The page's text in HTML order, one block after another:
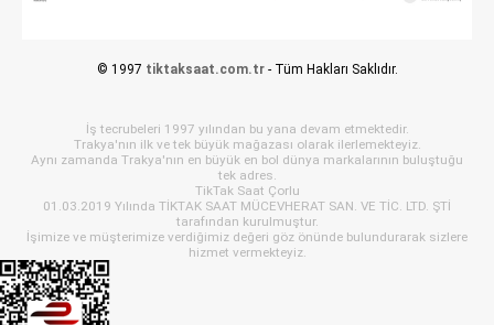
© 1997 tiktaksaat.com.tr - Tüm Hakları Saklıdır.
İş tecrubeleri 1997 yılından bu yana devam etmektedir.
Trakya'nın ilk ve tek büyük mağazası olarak ilerlemekteyiz.
Aynı zamanda Trakya'nın en büyük en bol dünya markalarının buluştuğu
tek adres.
TikTak Saat Çorlu
01.03.2019 Yılında TİKTAK SAAT MÜCEVHERAT SAN. VE TİC. LTD. ŞTİ
tarafından kurulmuştur.
İşimize ve müşterimize verdiğimiz değeri göz önünde bulundurarak sizlere
hizmet vermekteyiz.